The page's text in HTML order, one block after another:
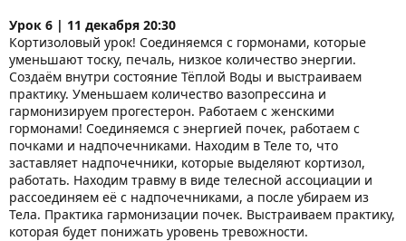
Урок 6 | 11 декабря 20:30
Кортизоловый урок! Соединяемся с гормонами, которые
уменьшают тоску, печаль, низкое количество энергии.
Создаём внутри состояние Тёплой Воды и выстраиваем
практику. Уменьшаем количество вазопрессина и
гармонизируем прогестерон. Работаем с женскими
гормонами! Соединяемся с энергией почек, работаем с
почками и надпочечниками. Находим в Теле то, что
заставляет надпочечники, которые выделяют кортизол,
работать. Находим травму в виде телесной ассоциации и
рассоединяем её с надпочечниками, а после убираем из
Тела. Практика гармонизации почек. Выстраиваем практику,
которая будет понижать уровень тревожности.